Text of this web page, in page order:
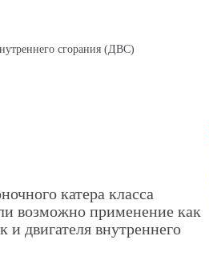
сгорания (ДВС)
катера класса
возможно применение как
и двигателя внутреннего